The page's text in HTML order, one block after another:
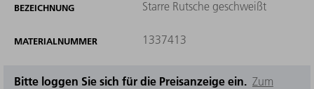
BEZEICHNUNG Starre Rutsche geschweißt
MATERIALNUMMER 1337413
Bitte loggen Sie sich für die Preisanzeige ein. Zum